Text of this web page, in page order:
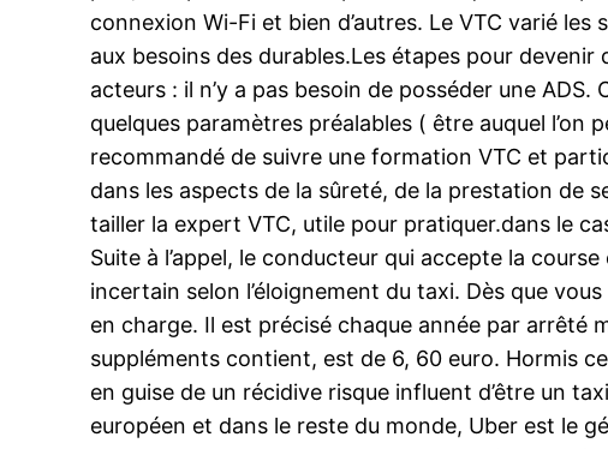
connexion Wi-Fi et bien d’autres. Le VTC varié
aux besoins des durables.Les étapes pour
acteurs : il n’y a pas besoin de posséder une
quelques paramètres préalables ( être auquel
recommandé de suivre une formation VTC et
dans les aspects de la sûreté, de la prestation de
tailler la expert VTC, utile pour pratiquer.dans le
Suite à l’appel, le conducteur qui accepte la
incertain selon l’éloignement du taxi. Dès que
en charge. Il est précisé chaque année par arrêté
suppléments contient, est de 6, 60 euro. Hormis
en guise de un récidive risque influent d’être un
européen et dans le reste du monde, Uber est le